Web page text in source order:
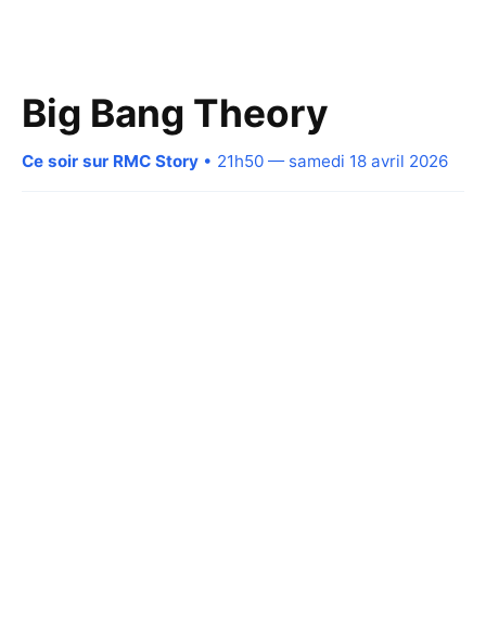
Big Bang Theory
Ce soir sur RMC Story • 21h50 — samedi 18 avril 2026